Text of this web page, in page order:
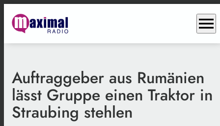
menu
Auftraggeber aus Rumänien
lässt Gruppe einen Traktor in
Straubing stehlen